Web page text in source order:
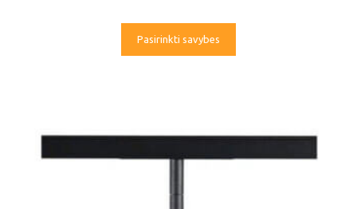
Pasirinkti savybes